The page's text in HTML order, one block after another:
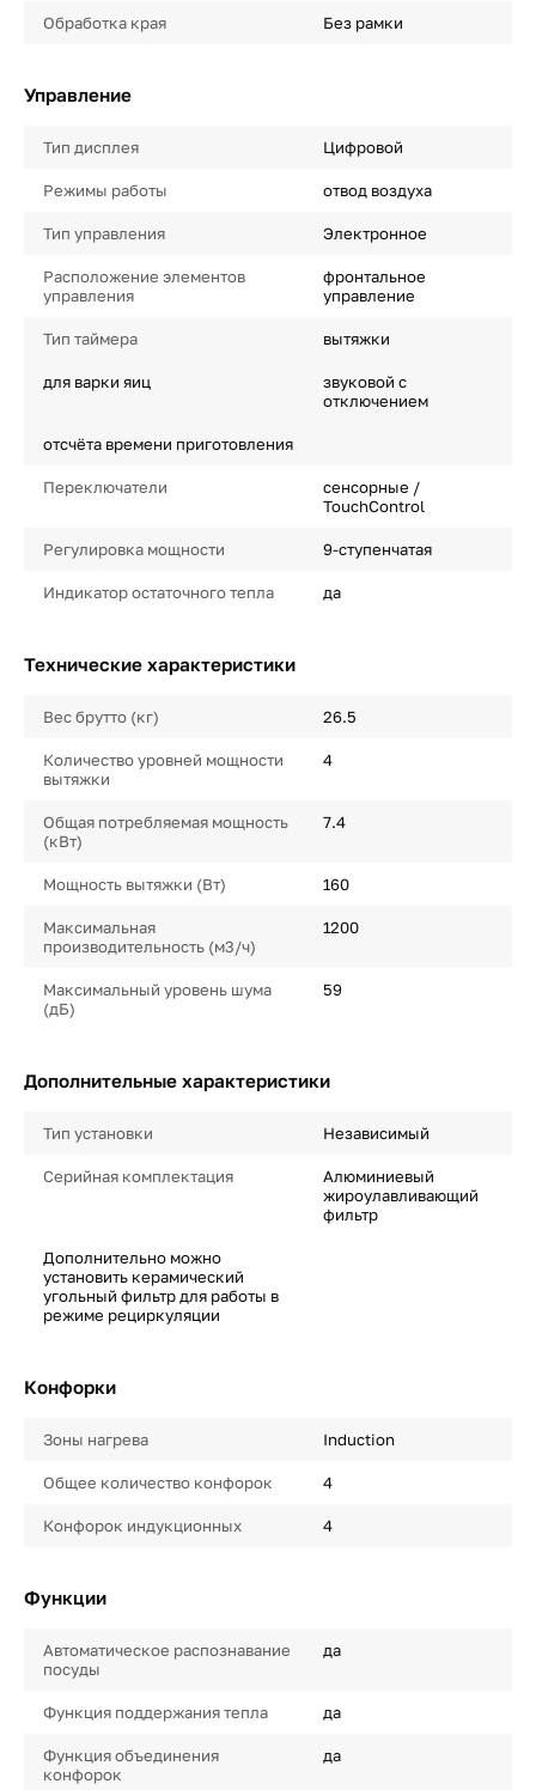
Обработка края Без рамки
Управление
Тип дисплея Цифровой
Режимы работы отвод воздуха
Тип управления Электронное
Расположение элементов
управления
фронтальное
управление
Тип таймера вытяжки
для варки яиц
звуковой с
отключением
отсчёта времени приготовления
Переключатели
сенсорные /
TouchControl
Регулировка мощности 9-ступенчатая
Индикатор остаточного тепла да
Технические характеристики
Вес брутто (кг) 26.5
Количество уровней мощности
вытяжки
4
Общая потребляемая мощность
(кВт)
7.4
Мощность вытяжки (Вт) 160
Максимальная
производительность (м3/ч)
1200
Максимальный уровень шума
(дБ)
59
Дополнительные характеристики
Тип установки Независимый
Серийная комплектация
Алюминиевый
жироулавливающий
фильтр
Дополнительно можно
установить керамический
угольный фильтр для работы в
режиме рециркуляции
Конфорки
Зоны нагрева Induction
Общее количество конфорок 4
Конфорок индукционных 4
Функции
Автоматическое распознавание
посуды
да
Функция поддержания тепла да
Функция объединения
конфорок
да